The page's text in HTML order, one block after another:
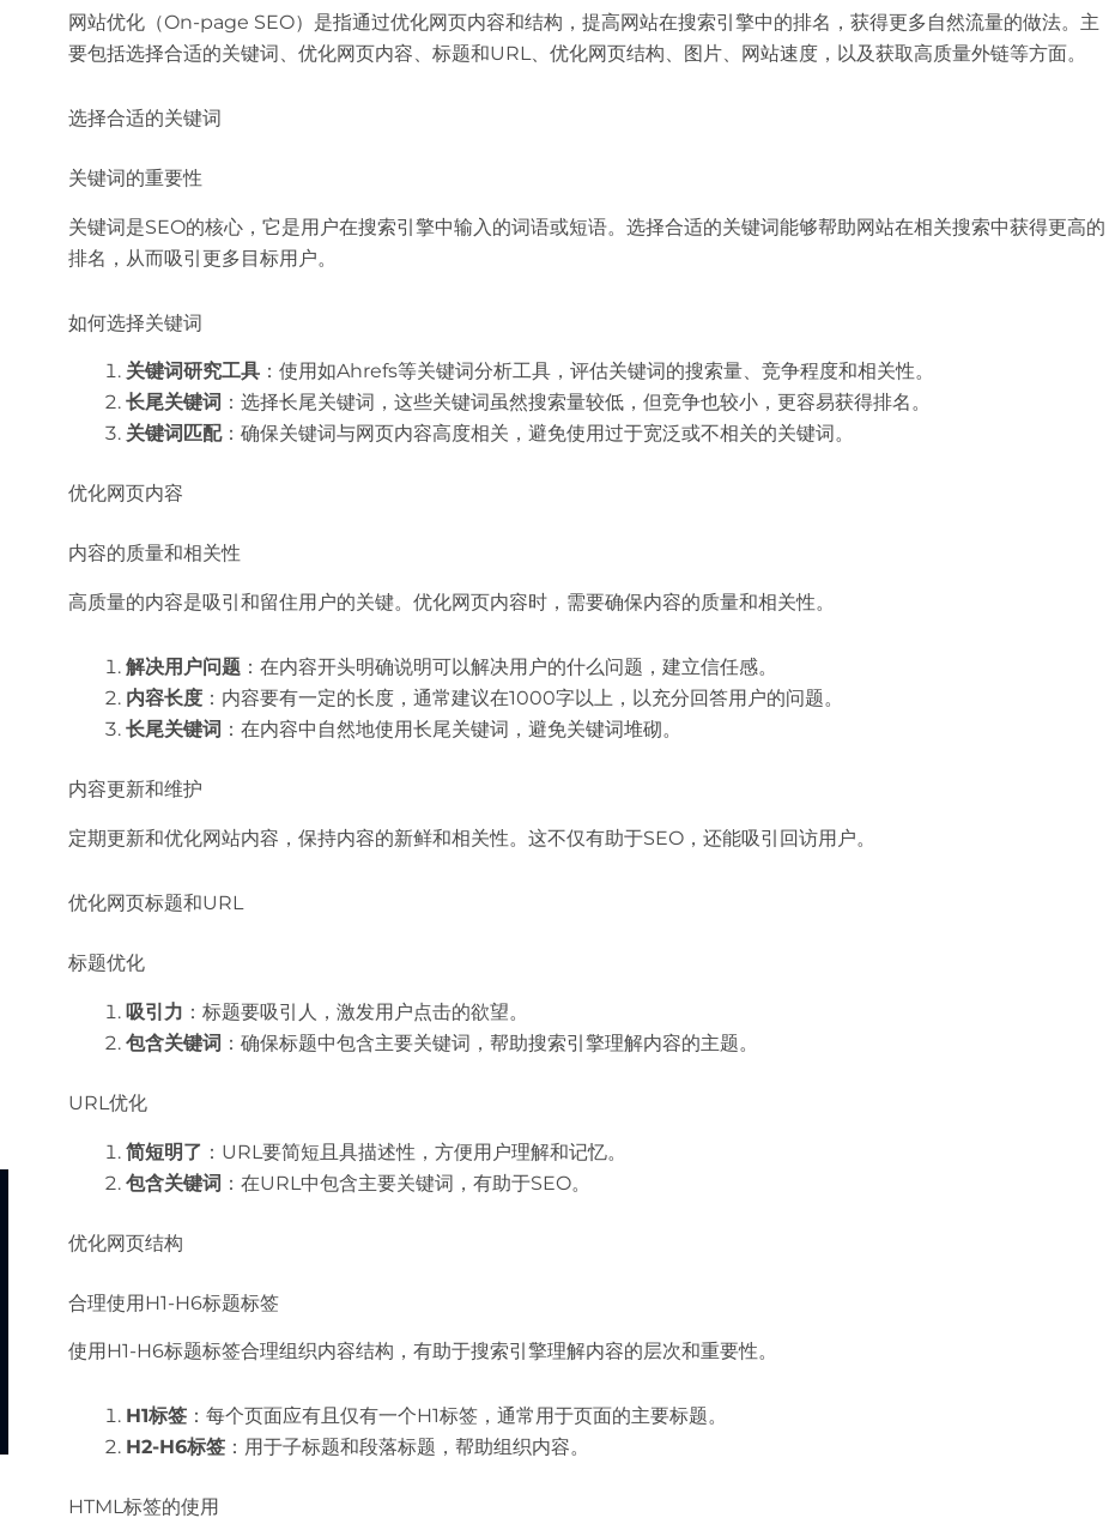
网站优化（On-page SEO）是指通过优化网页内容和结构，提高网站在搜索引擎中的排名，获得更多自然流量的做法。主
要包括选择合适的关键词、优化网页内容、标题和URL、优化网页结构、图片、网站速度，以及获取高质量外链等方面​​。
选择合适的关键词
关键词的重要性
关键词是SEO的核心，它是用户在搜索引擎中输入的词语或短语。选择合适的关键词能够帮助网站在相关搜索中获得更高的
排名，从而吸引更多目标用户。
如何选择关键词
关键词研究工具：使用如Ahrefs等关键词分析工具，评估关键词的搜索量、竞争程度和相关性。
长尾关键词 ：选择长尾关键词，这些关键词虽然搜索量较低，但竞争也较小，更容易获得排名。
关键词匹配：确保关键词与网页内容高度相关，避免使用过于宽泛或不相关的关键词。
优化网页内容
内容的质量和相关性
高质量的内容是吸引和留住用户的关键。优化网页内容时，需要确保内容的质量和相关性。
解决用户问题：在内容开头明确说明可以解决用户的什么问题，建立信任感。
内容长度：内容要有一定的长度，通常建议在1000字以上，以充分回答用户的问题。
长尾关键词 ：在内容中自然地使用长尾关键词，避免关键词堆砌。
内容更新和维护
定期更新和优化网站内容，保持内容的新鲜和相关性。这不仅有助于SEO，还能吸引回访用户。
优化网页标题和URL
标题优化
吸引力 ：标题要吸引人，激发用户点击的欲望。
包含关键词 ：确保标题中包含主要关键词，帮助搜索引擎理解内容的主题。
URL优化
简短明了 ：URL要简短且具描述性，方便用户理解和记忆。
包含关键词 ：在URL中包含主要关键词，有助于SEO。
优化网页结构
合理使用H1-H6标题标签
使用H1-H6标题标签合理组织内容结构，有助于搜索引擎理解内容的层次和重要性。
H1标签：每个页面应有且仅有一个H1标签，通常用于页面的主要标题。
H2-H6标签：用于子标题和段落标题，帮助组织内容。
HTML标签的使用